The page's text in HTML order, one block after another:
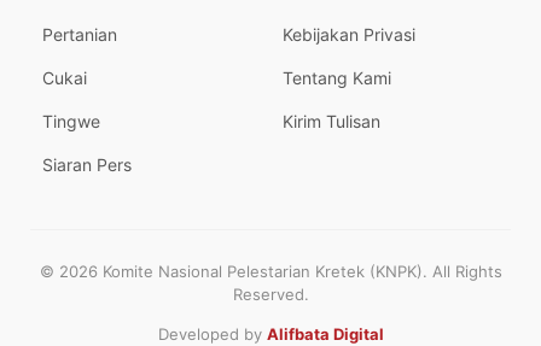
Pertanian
Cukai
Tingwe
Siaran Pers
Kebijakan Privasi
Tentang Kami
Kirim Tulisan
© 2026 Komite Nasional Pelestarian Kretek (KNPK). All Rights
Reserved.
Developed by Alifbata Digital